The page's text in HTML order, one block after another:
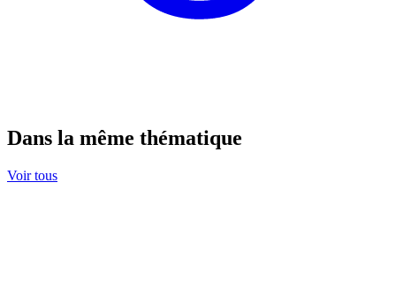
Dans la même thématique
Voir tous